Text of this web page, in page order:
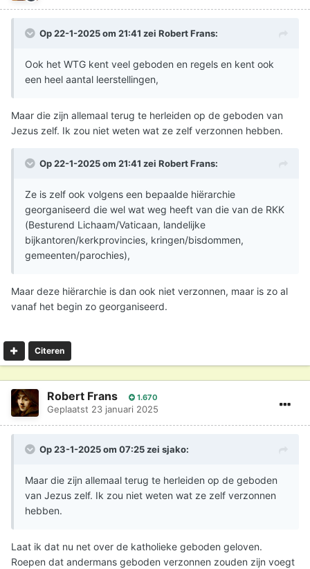
Op 22-1-2025 om 21:41 zei Robert Frans:
Ook het WTG kent veel geboden en regels en kent ook
een heel aantal leerstellingen,
Maar die zijn allemaal terug te herleiden op de geboden van
Jezus zelf. Ik zou niet weten wat ze zelf verzonnen hebben.
Op 22-1-2025 om 21:41 zei Robert Frans:
Ze is zelf ook volgens een bepaalde hiërarchie
georganiseerd die wel wat weg heeft van die van de RKK
(Besturend Lichaam/Vaticaan, landelijke
bijkantoren/kerkprovincies, kringen/bisdommen,
gemeenten/parochies),
Maar deze hiërarchie is dan ook niet verzonnen, maar is zo al
vanaf het begin zo georganiseerd.
Citeren
Robert Frans 1.670
Geplaatst 23 januari 2025
Op 23-1-2025 om 07:25 zei sjako:
Maar die zijn allemaal terug te herleiden op de geboden
van Jezus zelf. Ik zou niet weten wat ze zelf verzonnen
hebben.
Laat ik dat nu net over de katholieke geboden geloven.
Roepen dat andermans geboden verzonnen zouden zijn voegt